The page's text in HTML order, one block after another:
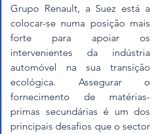
Grupo Renault, a Suez está a
colocar-se numa posição mais
forte para apoiar os
intervenientes da indústria
automóvel na sua transição
ecológica. Assegurar o
fornecimento de matérias-
primas secundárias é um dos
principais desafios que o sector